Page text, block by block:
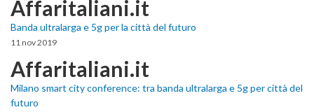
Affaritaliani.it
Banda ultralarga e 5g per la città del futuro
11 nov 2019
Affaritaliani.it
Milano smart city conference: tra banda ultralarga e 5g per città del
futuro